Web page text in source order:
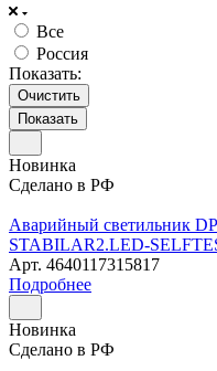
Все
Россия
Показать:
Очистить
Новинка
Сделано в РФ
Аварийный светильник
STABILAR2.LED-
Арт. 4640117315817
Подробнее
Новинка
Сделано в РФ